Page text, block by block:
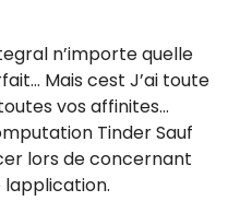
n’importe quelle
Mais cest J’ai toute
vos affinites…
Tinder Sauf
lors de concernant